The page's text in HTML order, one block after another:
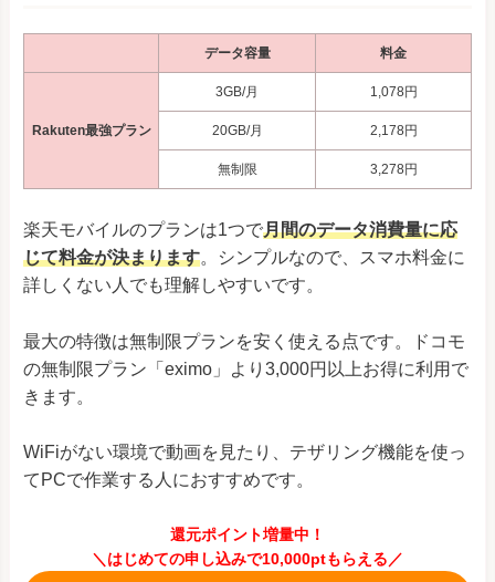
データ容量 料金
Rakuten最強プラン
3GB/月 1,078円
20GB/月 2,178円
無制限 3,278円
楽天モバイルのプランは1つで月間のデータ消費量に応
じて料金が決まります。シンプルなので、スマホ料金に
詳しくない人でも理解しやすいです。
最大の特徴は無制限プランを安く使える点です。ドコモ
の無制限プラン「eximo」より3,000円以上お得に利用で
きます。
WiFiがない環境で動画を見たり、テザリング機能を使っ
てPCで作業する人におすすめです。
還元ポイント増量中！
＼はじめての申し込みで10,000ptもらえる／